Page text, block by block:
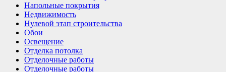
Напольные покрытия
Недвижимость
Нулевой этап строительства
Обои
Освещение
Отделка потолка
Отделочные работы
Отделочные работы